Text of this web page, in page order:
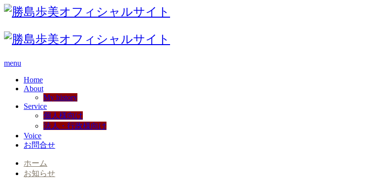
menu
Home
About
My history
Service
個人様向け
法人・行政様向け
Voice
お問合せ
ホーム
お知らせ